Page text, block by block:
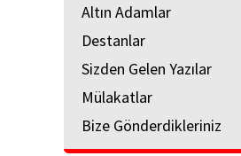
Altın Adamlar
Destanlar
Sizden Gelen Yazılar
Mülakatlar
Bize Gönderdikleriniz